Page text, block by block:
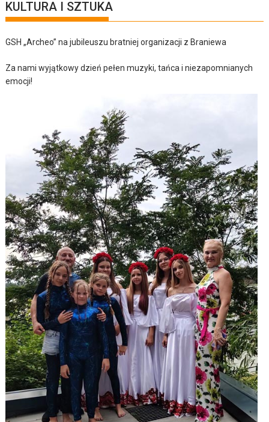
KULTURA I SZTUKA
GSH „Archeo” na jubileuszu bratniej organizacji z Braniewa
Za nami wyjątkowy dzień pełen muzyki, tańca i niezapomnianych
emocji!